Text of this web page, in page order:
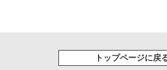
トップページに戻